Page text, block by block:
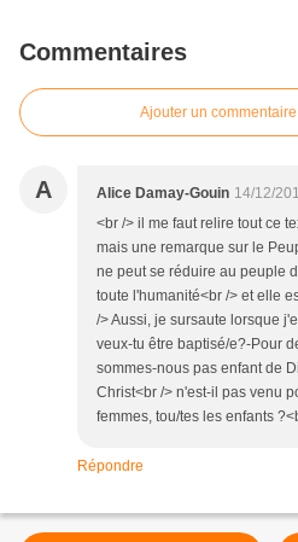
Commentaires
Ajouter un commentaire
A Alice Damay-Gouin 14/12/
<br /> il me faut relire tout ce
mais une remarque sur le
ne peut se réduire au peuple
toute l'humanité<br /> et elle
/> Aussi, je sursaute lorsque
veux-tu être baptisé/e?-Pour
sommes-nous pas enfant de
Christ<br /> n'est-il pas venu
femmes, tou/tes les enfants
Répondre